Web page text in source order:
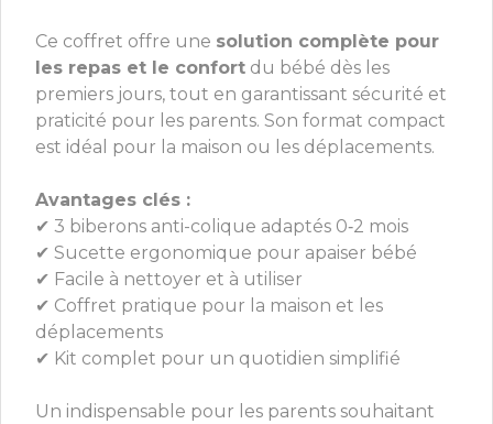
Ce coffret offre une solution complète pour
les repas et le confort du bébé dès les
premiers jours, tout en garantissant sécurité et
praticité pour les parents. Son format compact
est idéal pour la maison ou les déplacements.
Avantages clés :
✔ 3 biberons anti-colique adaptés 0‑2 mois
✔ Sucette ergonomique pour apaiser bébé
✔ Facile à nettoyer et à utiliser
✔ Coffret pratique pour la maison et les
déplacements
✔ Kit complet pour un quotidien simplifié
Un indispensable pour les parents souhaitant